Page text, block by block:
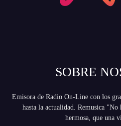
SOBRE
Emisora de Radio On-Line con los
hasta la actualidad. Remusica
hermosa, que una